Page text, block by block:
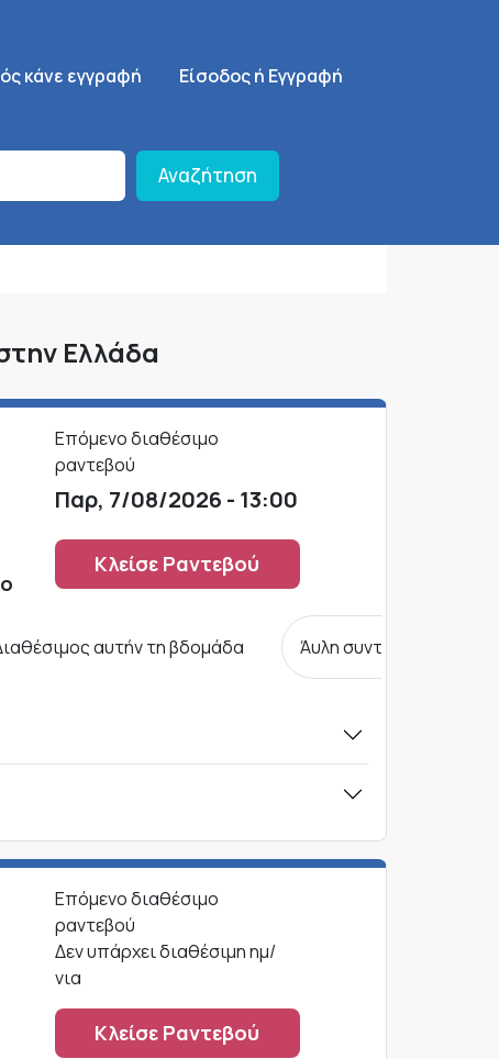
κάνε εγγραφή SignUp Menu
Είσοδος ή Εγγραφή
Αναζήτηση
Ελλάδα
Επόμενο διαθέσιμο
ραντεβού
Παρ, 7/08/2026 - 13:00
Κλείσε Ραντεβού
αυτήν τη βδομάδα Άυλη συνταγογράφηση
Επόμενο διαθέσιμο
ραντεβού
Δεν υπάρχει διαθέσιμη ημ/
νια
Κλείσε Ραντεβού